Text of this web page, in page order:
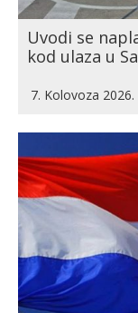
Uvodi se
kod ulaza u
7. Kolovoza 2026.